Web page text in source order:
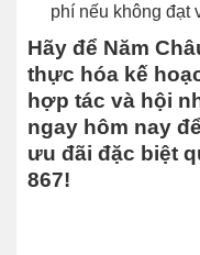
phí nếu không đạt
Hãy để Năm
thực hóa kế
hợp tác và hội
ngay hôm nay
ưu đãi đặc biệt
867!